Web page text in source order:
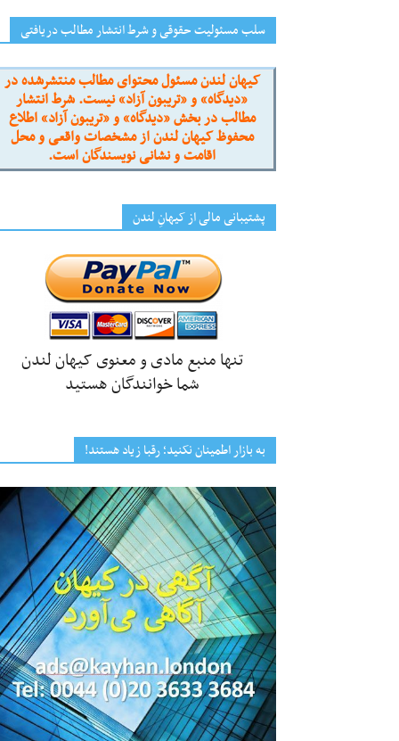
سلب مسئولیت حقوقی و شرط انتشار مطالب دریافتی
کیهان لندن مسئول محتوای مطالب منتشرشده در
«دیدگاه» و «تریبون آزاد» نیست. شرط انتشار
مطالب در بخش «دیدگاه» و «تریبون آزاد» اطلاع
محفوظ کیهان لندن از مشخصات واقعی و محل
اقامت و نشانی نویسندگان است.
پشتیبانی مالی از کیهانِ لندن
تنها منبع مادی و معنوی کیهان لندن
شما خوانندگان هستید
به بازار اطمینان نکنید؛ رقبا زیاد هستند!